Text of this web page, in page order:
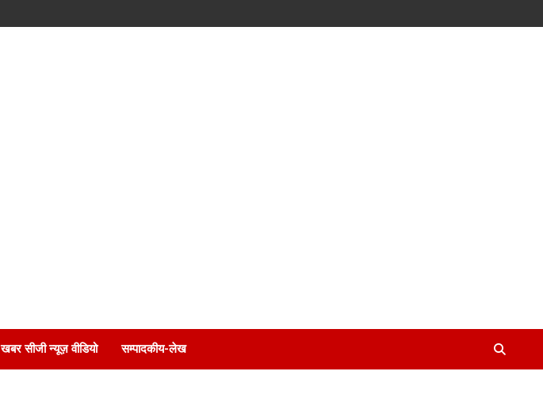
खबर सीजी न्यूज़ वीडियो सम्पादकीय-लेख